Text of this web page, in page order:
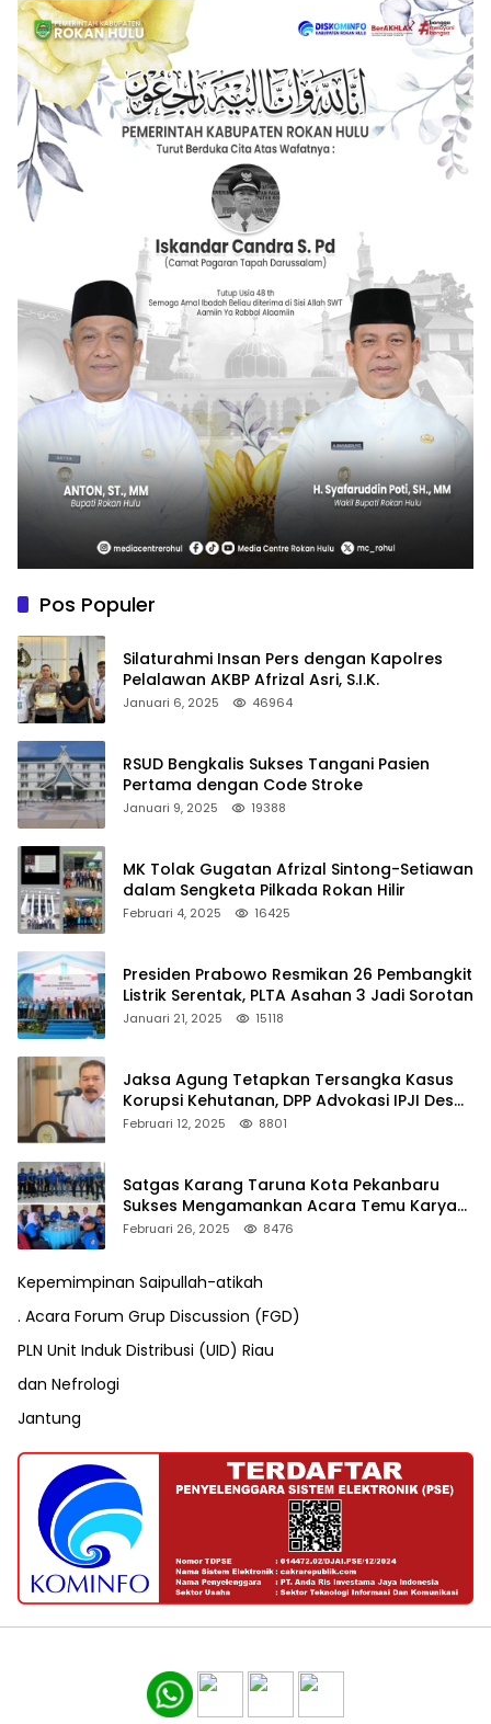
Pos Populer
Silaturahmi Insan Pers dengan Kapolres
Pelalawan AKBP Afrizal Asri, S.I.K.
Januari 6, 2025 46964
RSUD Bengkalis Sukses Tangani Pasien
Pertama dengan Code Stroke
Januari 9, 2025 19388
MK Tolak Gugatan Afrizal Sintong-Setiawan
dalam Sengketa Pilkada Rokan Hilir
Februari 4, 2025 16425
Presiden Prabowo Resmikan 26 Pembangkit
Listrik Serentak, PLTA Asahan 3 Jadi Sorotan
Januari 21, 2025 15118
Jaksa Agung Tetapkan Tersangka Kasus
Korupsi Kehutanan, DPP Advokasi IPJI Desak
Pengusutan Pajak RAPP
Februari 12, 2025 8801
Satgas Karang Taruna Kota Pekanbaru
Sukses Mengamankan Acara Temu Karya
VII Karang Taruna Pekanbaru
Februari 26, 2025 8476
Kepemimpinan Saipullah-atikah
. Acara Forum Grup Discussion (FGD)
PLN Unit Induk Distribusi (UID) Riau
dan Nefrologi
Jantung